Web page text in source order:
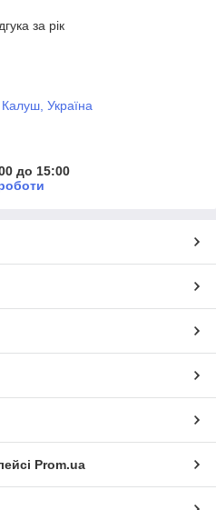
за рік
Україна
до 15:00
Prom.ua